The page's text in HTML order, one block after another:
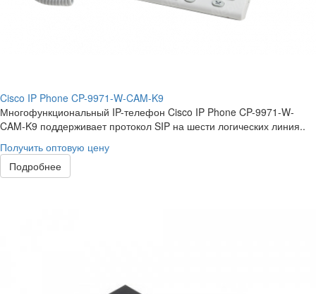
Cisco IP Phone CP-9971-W-CAM-K9
Многофункциональный IP-телефон Cisco IP Phone CP-9971-W-
CAM-K9 поддерживает протокол SIP на шести логических линия..
Получить оптовую цену
Подробнее